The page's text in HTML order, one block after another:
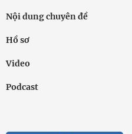
Nội dung chuyên đề
Hồ sơ
Video
Podcast